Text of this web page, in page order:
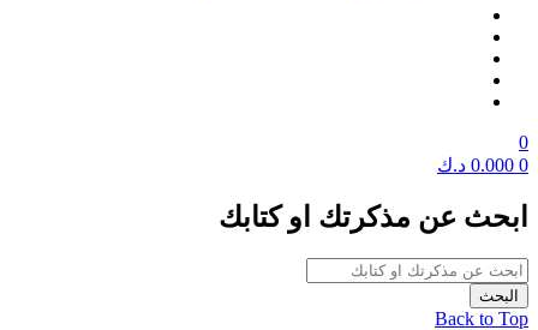
0
0
0.000 د.ك
ابحث عن مذكرتك او كتابك
Back to Top